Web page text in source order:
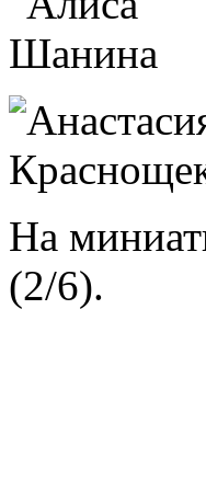
На
(2/6).